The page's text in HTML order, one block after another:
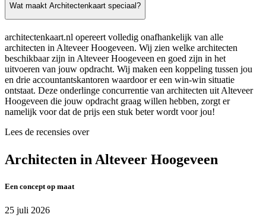
Wat maakt Architectenkaart speciaal?
architectenkaart.nl opereert volledig onafhankelijk van alle
architecten in Alteveer Hoogeveen. Wij zien welke architecten
beschikbaar zijn in Alteveer Hoogeveen en goed zijn in het
uitvoeren van jouw opdracht. Wij maken een koppeling tussen jou
en drie accountantskantoren waardoor er een win-win situatie
ontstaat. Deze onderlinge concurrentie van architecten uit Alteveer
Hoogeveen die jouw opdracht graag willen hebben, zorgt er
namelijk voor dat de prijs een stuk beter wordt voor jou!
Lees de recensies over
Architecten in Alteveer Hoogeveen
Een concept op maat
25 juli 2026